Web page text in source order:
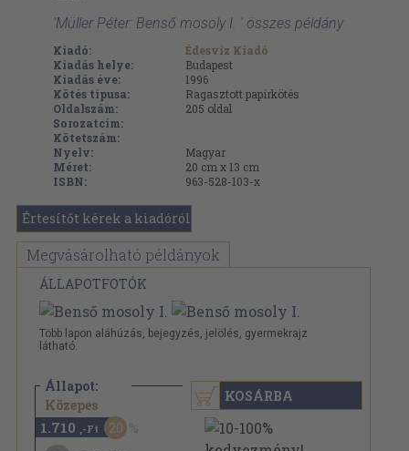
'Müller Péter: Benső mosoly I. ' összes példány
Kiadó:
Édesvíz Kiadó
Kiadás helye:
Budapest
Kiadás éve:
1996
Kötés típusa:
Ragasztott papírkötés
Oldalszám:
205 oldal
Sorozatcím:
Kötetszám:
Nyelv:
Magyar
Méret:
20 cm x 13 cm
ISBN:
963-528-103-x
Értesítőt kérek a kiadóról
Megvásárolható példányok
ÁLLAPOTFOTÓK
Több lapon aláhúzás, bejegyzés, jelölés, gyermekrajz
látható.
Állapot:
Közepes
2.140 Ft
1.710 ,-Ft 20
KOSÁRBA